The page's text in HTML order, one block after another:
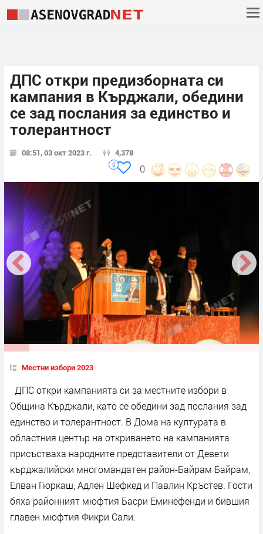
ДПС откри предизборната си
кампания в Кърджали, обедини
се зад послания за единство и
толерантност
08:51, 03 окт 2023 г. 4,378
0
0
Местни избори 2023
ДПС откри кампанията си за местните избори в
Община Кърджали, като се обедини зад послания зад
единство и толерантност. В Дома на културата в
областния център на откриването на кампанията
присъстваха народните представители от Девети
кърджалийски многомандатен район-Байрам Байрам,
Елван Гюркаш, Адлен Шефкед и Павлин Кръстев. Гости
бяха районният мюфтия Басри Еминефенди и бившия
главен мюфтия Фикри Сали.